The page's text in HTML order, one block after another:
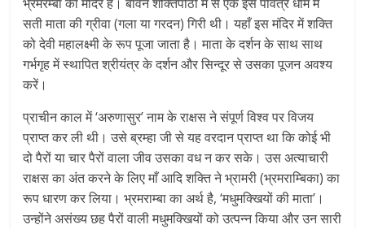
सती माता की ग्रीवा (गला या गरदन) गिरी थी। यहाँ इस मंदिर में शक्ति
को देवी महालक्ष्मी के रूप पूजा जाता है। माता के दर्शन के साथ साथ
गर्भगृह में स्थापित श्रीयंत्र के दर्शन और सिन्दूर से उसका पूजन अवश्य
करें।
प्राचीन काल में ‘अरुणासुर’ नाम के राक्षस ने संपूर्ण विश्व पर विजय
प्राप्त कर ली थी। उसे ब्रम्हा जी से यह वरदान प्राप्त था कि कोई भी
दो पैरों या चार पैरों वाला जीव उसका वध न कर सके। उस अत्याचारी
राक्षस का अंत करने के लिए माँ आदि शक्ति ने भ्रामरी (भ्रमराम्बिका) का
रूप धारण कर लिया। भ्रमराम्बा का अर्थ है, ‘मधुमक्खियों की माता’।
उन्होंने असंख्य छह पैरों वाली मधुमक्खियों को उत्पन्न किया और उन सारी